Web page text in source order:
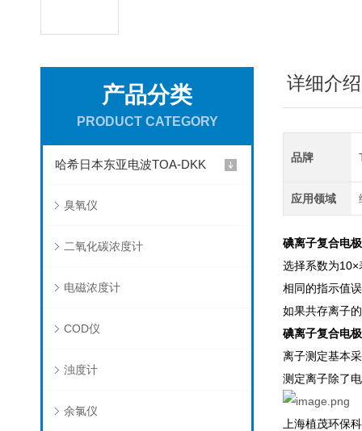
产品分类
PRODUCT CATEGORY
哈希日本东亚电波TOA-DKK
臭氧仪
二氧化碳浓度计
电磁浓度计
COD仪
浊度计
余氯仪
详细介绍
品牌
应用领域
碘离子复合电
选择系数为
相同的指示值
如果共存离子
碘离子复合电
离子测定基本
测定离子除了
上海植茂环保